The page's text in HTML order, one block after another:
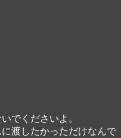
でくださいよ。
渡したかっただけなんで